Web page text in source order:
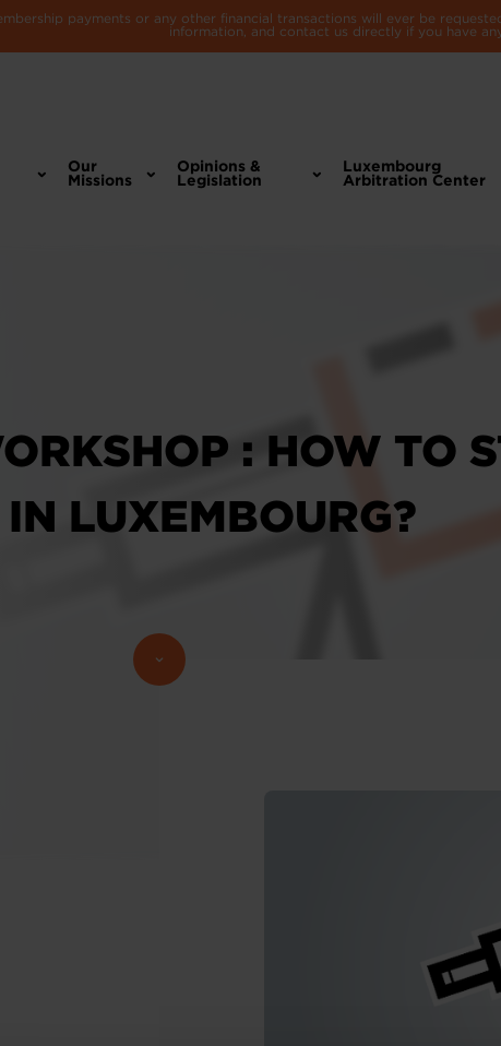
payments or any other financial transactions will ever be
information, and contact us directly if you have
Our
Missions
Opinions &
Legislation
Luxembourg
Arbitration Center
: HOW TO
LUXEMBOURG?